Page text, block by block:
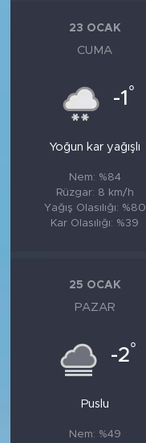
23 OCAK
CUMA
-1 °
Yoğun kar yağışlı
Nem: %84
Rüzgar: 8 km/h
Yağış Olasılığı: %80
Kar Olasılığı: %39
25 OCAK
PAZAR
-2°
Puslu
Nem: %49